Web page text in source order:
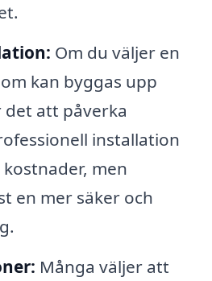
Om du väljer en
kan byggas upp
det att påverka
installation
men
en mer säker och
Många väljer att